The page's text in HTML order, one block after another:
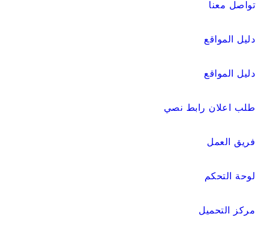
تواصل معنا
دليل المواقع
دليل المواقع
طلب اعلان رابط نصي
فريق العمل
لوحة التحكم
مركز التحميل